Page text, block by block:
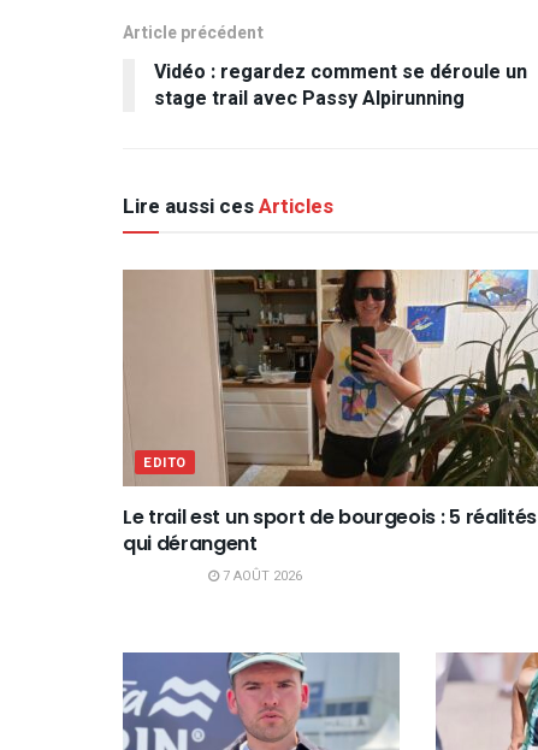
Article précédent
Vidéo : regardez comment se déroule un
stage trail avec Passy Alpirunning
Lire aussi cesArticles
EDITO
Le trail est un sport de bourgeois : 5 réalités
qui dérangent
7 AOÛT 2026